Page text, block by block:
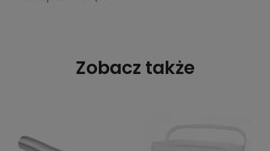
Zobacz także